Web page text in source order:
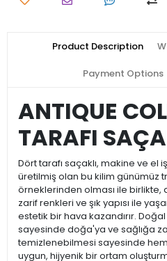
Product Description
Payment Options
ANTIQUE
TARAFI
Dört tarafı saçaklı, makine ve el
üretilmiş olan bu kilim günümüz
örneklerinden olması ile
zarif renkleri ve şık yapısı ile
estetik bir hava kazandırır. Doğal
sayesinde doğa'ya ve sağlığa
temizlenebilmesi sayesinde
uygun, hijyenik bir ortam